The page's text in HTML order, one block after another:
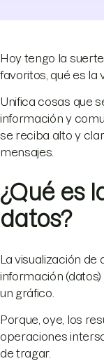
Hoy tengo la
favoritos, qué es la
Unifica cosas que
información y
se reciba alto y
mensajes.
¿Qué es
datos?
La visualización
información
un gráfico.
Porque, oye, los
operaciones
de tragar.